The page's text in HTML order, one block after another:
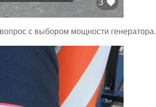
3
с выбором мощности генератора.